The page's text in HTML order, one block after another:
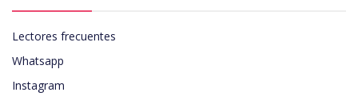
Lectores frecuentes
Whatsapp
Instagram